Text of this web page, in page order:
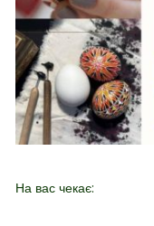
На вас чекає: